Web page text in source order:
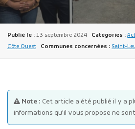
MES
Publicité des actes
Marchés publics
Projets financés par
Publié le : 13 septembre 2024 Catégories :
Côte Ouest
Communes concernées : Saint-
Note : Cet article a été publié il y a
informations qu'il vous propose ne